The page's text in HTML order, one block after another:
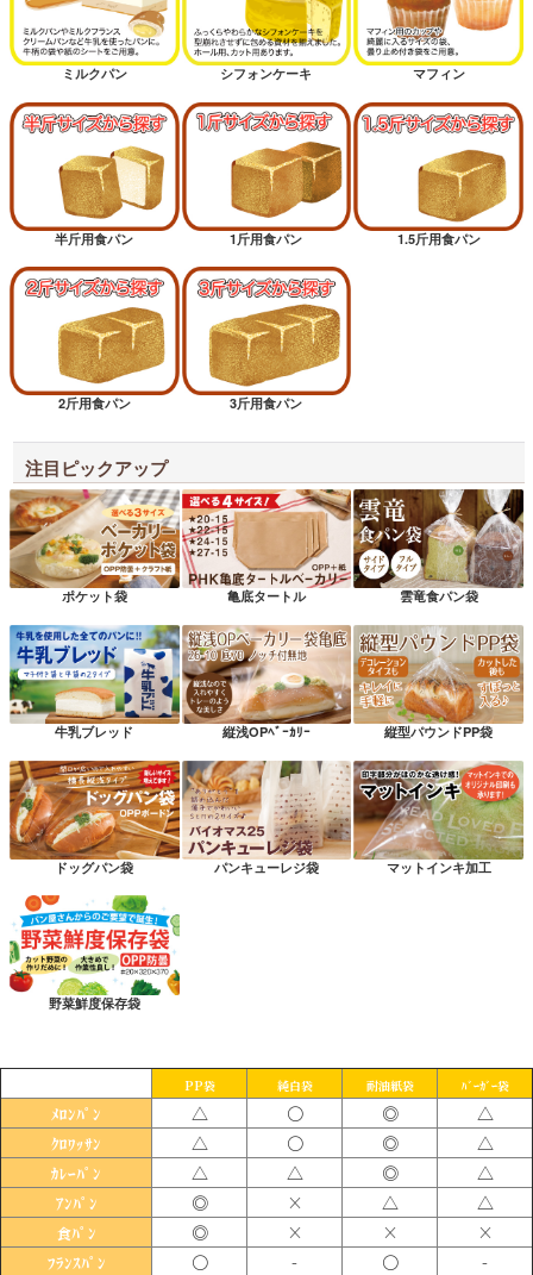
ミルクパン シフォンケーキ マフィン
半斤用食パン 1斤用食パン 1.5斤用食パン
2斤用食パン 3斤用食パン
注目ピックアップ
ポケット袋 亀底タートル 雲竜食パン袋
牛乳ブレッド 縦浅OPﾍﾞｰｶﾘｰ 縦型パウンドPP袋
ドッグパン袋 パンキューレジ袋 マットインキ加工
野菜鮮度保存袋
PP袋 純白袋 耐油紙袋 ﾊﾞｰｶﾞｰ袋
ﾒﾛﾝﾊﾟﾝ △ 〇 ◎ △
ｸﾛﾜｯｻﾝ △ 〇 ◎ △
ｶﾚｰﾊﾟﾝ △ △ ◎ △
ｱﾝﾊﾟﾝ ◎ × △ △
食ﾊﾟﾝ ◎ × × ×
ﾌﾗﾝｽﾊﾟﾝ 〇 - 〇 -